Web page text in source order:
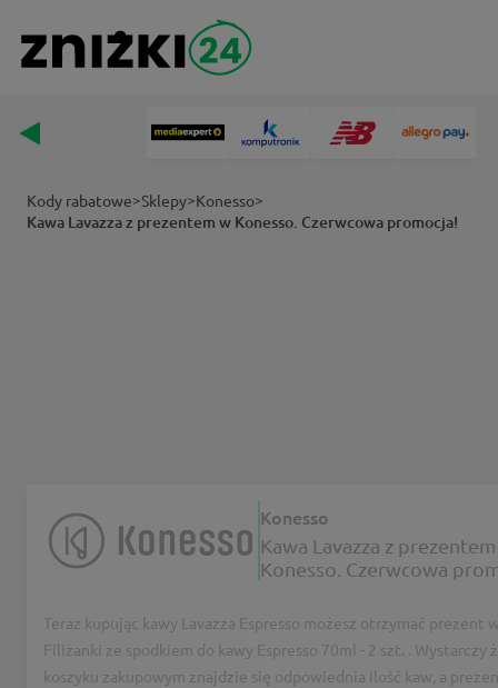
Kody rabatowe>Sklepy>Konesso>
Kawa Lavazza z prezentem w Konesso. Czerwcowa promocja!
Konesso
Kawa Lavazza z
Konesso. Czerwcowa
Teraz kupując kawy Lavazza Espresso możesz otrzymać prezent
Filiżanki ze spodkiem do kawy Espresso 70ml - 2 szt. . Wystarczy
koszyku zakupowym znajdzie się odpowiednia ilość kaw, a